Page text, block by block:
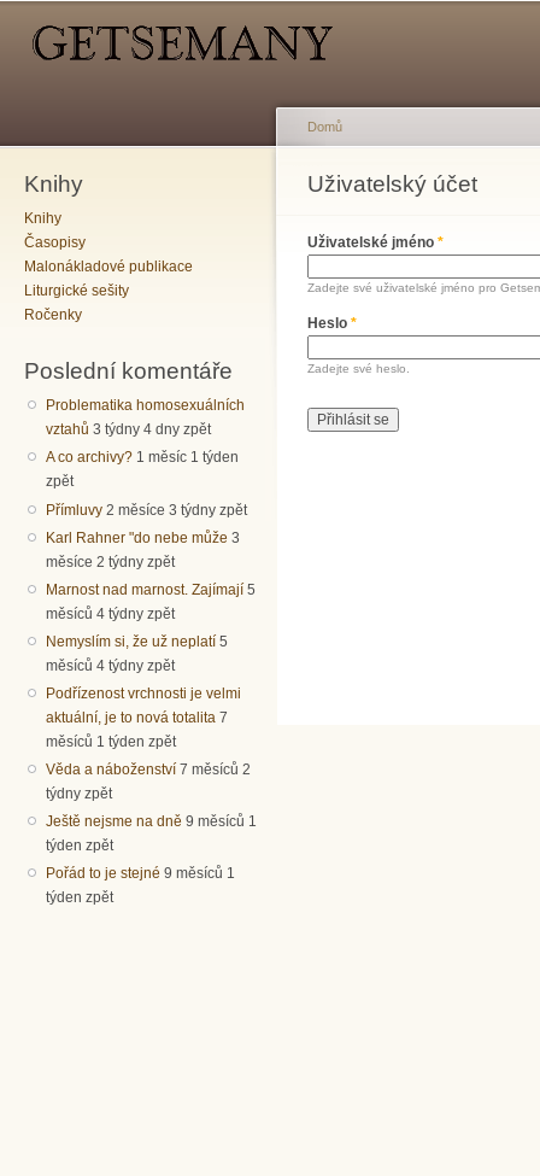
Knihy
Knihy
Časopisy
Malonákladové publikace
Liturgické sešity
Ročenky
Poslední komentáře
Problematika homosexuálních
vztahů 3 týdny 4 dny zpět
A co archivy? 1 měsíc 1 týden
zpět
Přímluvy 2 měsíce 3 týdny zpět
Karl Rahner "do nebe může 3
měsíce 2 týdny zpět
Marnost nad marnost. Zajímají 5
měsíců 4 týdny zpět
Nemyslím si, že už neplatí 5
měsíců 4 týdny zpět
Podřízenost vrchnosti je velmi
aktuální, je to nová totalita 7
měsíců 1 týden zpět
Věda a náboženství 7 měsíců 2
týdny zpět
Ještě nejsme na dně 9 měsíců 1
týden zpět
Pořád to je stejné 9 měsíců 1
týden zpět
Jste zde
Domů
Uživatelský účet
Hlavní záložky
Uživatelské jméno *
Zadejte své uživatelské jméno pro
Heslo *
Zadejte své heslo.